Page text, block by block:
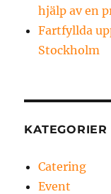
hjälp av en
Fartfyllda
Stockholm
KATEGORIER
Catering
Event